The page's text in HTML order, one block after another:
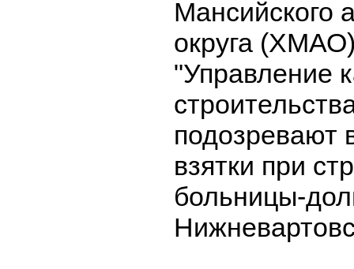
Мансийского
округа
"Управление
подозревают
взятки при
больницы-